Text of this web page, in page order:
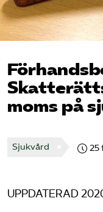
Kontakt
Pressrum
Mina sidor
Privat Vårdfakta
Bli medlem
moms på
Sjukvård 25
UPPDATERAD